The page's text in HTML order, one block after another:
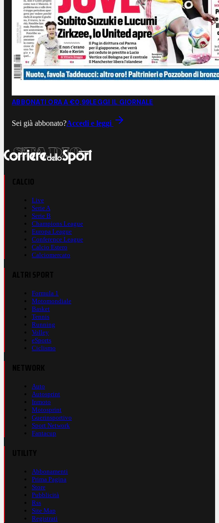
ABBONATI ORA A €0,99LEGGI IL GIORNALE
Sei già abbonato?Accedi e leggi
Live
Serie A
Serie B
Champions League
Europa League
Conference League
Calcio Estero
Calciomercato
Formula 1
Motomondiale
Basket
Tennis
Running
Volley
eSports
Ciclismo
Auto
Autosprint
Inmoto
Motosprint
Guerinsportivo
Sport Network
Fantacup
Abbonamenti
Prima Pagina
Store
Pubblicità
Rss
Site Map
Registrati